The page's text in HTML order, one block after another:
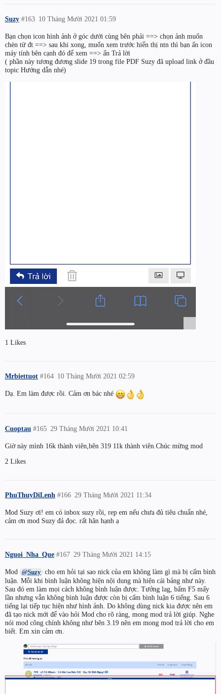
Suzy 10 Tháng Mười 2021 01:59
#163
Bạn chọn icon hình ảnh ở góc dưới cùng bên phải ==> chọn ảnh muốn
chèn từ đt ==> sau khi xong, muốn xem trước hiển thị ntn thì bạn ấn icon
máy tính bên cạnh đó để xem ==> ấn Trả lời
( phần này tương đương slide 19 trong file PDF Suzy đã upload link ở đầu
topic Hướng dẫn nhé)
1 Likes
Mrbiettuot 10 Tháng Mười 2021 02:59
#164
Dạ. Em làm được rồi. Cảm ơn bác nhé
Cuoptau 29 Tháng Mười 2021 10:41
#165
Giờ này mình 16k thành viên,bên 319 11k thành viên.Chúc mừng mod
2 Likes
PhuThuyDiLenh 29 Tháng Mười 2021 11:34
#166
Mod Suzy ơi! em có inbox suzy rồi, rep em nếu chưa đủ tiêu chuẩn nhé,
cảm ơn mod Suzy đả đọc. rất hân hạnh ạ
Nguoi_Nha_Que 29 Tháng Mười 2021 14:15
#167
Mod @Suzy cho em hỏi tại sao nick của em không làm gì mà bị cấm bình
luận. Mỗi khi bình luận không hiện nội dung mà hiện cái bảng như này.
Sau đó em làm mọi cách không bình luận được. Tưởng lag, bấm F5 mấy
lần nhưng vẫn không bình luận được còn bị cấm bình luận 6 tiếng. Sau 6
tiếng lại tiếp tục hiện như hình ảnh. Do không dùng nick kia được nên em
đã tạo nick mới để vào hỏi Mod cho rõ ràng, mong mod trả lời giúp. Nghe
nói mod công chính không như bên 3.19 nên em mong mod trả lời cho em
biết. Em xin cảm ơn.